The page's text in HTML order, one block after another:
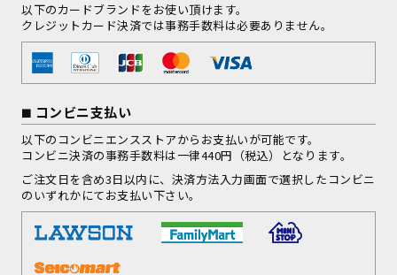
以下のカードブランドをお使い頂けます。
クレジットカード決済では事務手数料は必要ありません。
コンビニ支払い
以下のコンビニエンスストアからお支払いが可能です。
コンビニ決済の事務手数料は一律440円（税込）となります。
ご注文日を含め3日以内に、決済方法入力画面で選択したコンビニ
のいずれかにてお支払い下さい。